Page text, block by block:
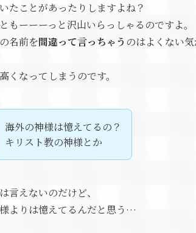
たことがあったりしますよね？
もーーーっと沢山いらっしゃるのですよ。
名前を間違って言っちゃう のはよくない
くなってしまうのです。
海外の神様は憶えてるの？
キリスト教の神様とか
言えないのだけど、
よりは憶えてるんだと思う…